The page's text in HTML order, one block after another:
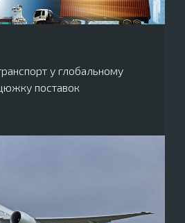
у глобальному
поставок